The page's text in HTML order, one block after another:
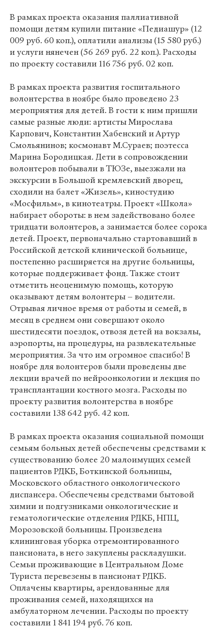
В рамках проекта оказания паллиативной
помощи детям купили питание «Педиашур» (12
009 руб. 60 коп.), оплатили анализы (15 580 руб.)
и услуги нянечен (56 269 руб. 22 коп.). Расходы
по проекту составили 116 756 руб. 02 коп.
В рамках проекта развития госпитального
волонтерства в ноябре было проведено 23
мероприятия для детей. В гости к ним пришли
самые разные люди: артисты Мирослава
Карпович, Константин Хабенский и Артур
Смольянинов; космонавт М.Сураев; поэтесса
Марина Бородицкая. Дети в сопровождении
волонтеров побывали в ТЮЗе, выезжали на
экскурсии в Большой кремлевский дворец,
сходили на балет «Жизель», киностудию
«Мосфильм», в кинотеатры. Проект «Школа»
набирает обороты: в нем задействовано более
тридцати волонтеров, а занимается более сорока
детей. Проект, первоначально стартовавший в
Российской детской клинической больнице,
постепенно расширяется на другие больницы,
которые поддерживает фонд. Также стоит
отметить неоценимую помощь, которую
оказывают детям волонтеры – водители.
Отрывая личное время от работы и семей, в
месяц в среднем они совершают около
шестидесяти поездок, отвозя детей на вокзалы,
аэропорты, на процедуры, на развлекательные
мероприятия. За что им огромное спасибо! В
ноябре для волонтеров были проведены две
лекции врачей по нейроонкологии и лекция по
трансплантации костного мозга. Расходы по
проекту развития волонтерства в ноябре
составили 138 642 руб. 42 коп.
В рамках проекта оказания социальной помощи
семьям больных детей обеспечены средствами к
существованию более 20 малоимущих семей
пациентов РДКБ, Боткинской больницы,
Московского областного онкологического
диспансера. Обеспечены средствами бытовой
химии и подгузниками онкологические и
гематологические отделения РДКБ, НПЦ,
Морозовской больницы. Произведена
клининговая уборка отремонтированного
пансионата, в него закуплены раскладушки.
Семьи проживающие в Центральном Доме
Туриста перевезены в пансионат РДКБ.
Оплачены квартиры, арендованные для
проживания семей, находящихся на
амбулаторном лечении. Расходы по проекту
составили 1 841 194 руб. 76 коп.